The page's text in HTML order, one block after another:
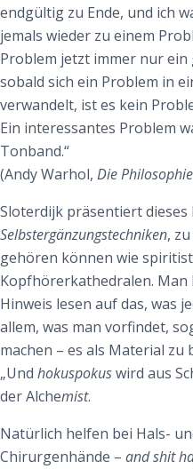
endgültig zu Ende, und ich
jemals wieder zu einem
Problem jetzt immer nur
sobald sich ein Problem in
verwandelt, ist es kein
Ein interessantes Problem
Tonband.“
(Andy Warhol, Die
Sloterdijk präsentiert dieses
Selbstergänzungstechniken,
gehören können wie
Kopfhörerkathedralen. Man
Hinweis lesen auf das, was
allem, was man vorfindet,
machen – es als Material zu
„Und hokuspokuswird aus
der Alchemist.
Natürlich helfen bei Hals-
Chirurgenhände – and shit